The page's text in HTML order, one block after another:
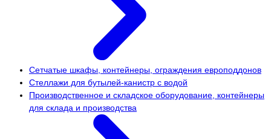
Сетчатые шкафы, контейнеры, ограждения европоддонов
Стеллажи для бутылей-канистр с водой
Производственное и складское оборудование, контейнеры
для склада и производства